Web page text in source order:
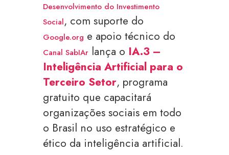
Desenvolvimento do Investimento
Social, com suporte do
Google.org e apoio técnico do
Canal SabIAr lança o IA.3 –
Inteligência Artificial para o
Terceiro Setor, programa
gratuito que capacitará
organizações sociais em todo
o Brasil no uso estratégico e
ético da inteligência artificial.